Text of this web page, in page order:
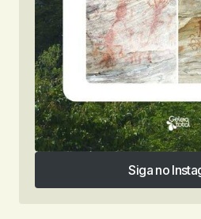
Siga no
Siga no